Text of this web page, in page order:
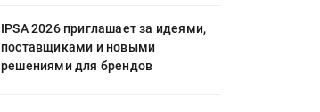
IPSA 2026 приглашает за идеями,
поставщиками и новыми
решениями для брендов